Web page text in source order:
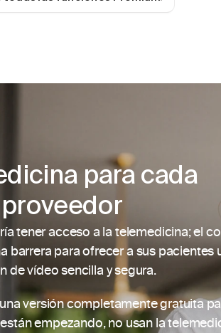
para cada
proveedor
tener acceso a la telemedicina; el
barrera para ofrecer a sus pacientes
de vídeo sencilla y segura.
versión completamente gratuita
empezando, no usan la